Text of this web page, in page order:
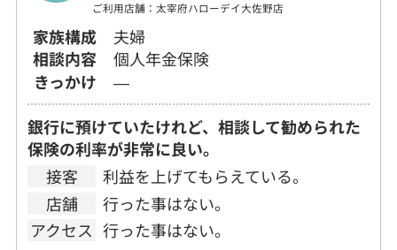
ご利用店舗：太宰府ハローデイ大佐野店
家族構成
夫婦
相談内容
個人年金保険
きっかけ
―
銀行に預けていたけれど、相談して勧められた
保険の利率が非常に良い。
接客
利益を上げてもらえている。
店舗
行った事はない。
アクセス 行った事はない。